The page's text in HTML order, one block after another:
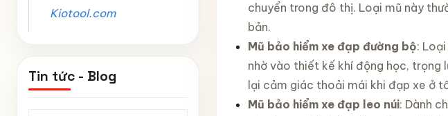
Kiotool.com
Tin tức - Blog
chuyển trong đô thị. Loại mũ này
bản.
Mũ bảo hiểm xe đạp đường bộ:
nhờ vào thiết kế khí động học, trọng
lại cảm giác thoải mái khi đạp xe ở
Mũ bảo hiểm xe đạp leo núi: Dành